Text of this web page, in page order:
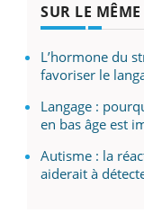
SUR LE
L’hormone du
favoriser le
Langage :
en bas âge est
Autisme : la
aiderait à